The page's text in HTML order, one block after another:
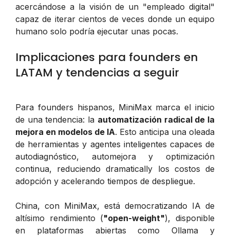
acercándose a la visión de un "empleado digital"
capaz de iterar cientos de veces donde un equipo
humano solo podría ejecutar unas pocas.
Implicaciones para founders en
LATAM y tendencias a seguir
Para founders hispanos, MiniMax marca el inicio
de una tendencia: la automatización radical de la
mejora en modelos de IA. Esto anticipa una oleada
de herramientas y agentes inteligentes capaces de
autodiagnóstico, automejora y optimización
continua, reduciendo dramatically los costos de
adopción y acelerando tiempos de despliegue.
China, con MiniMax, está democratizando IA de
altísimo rendimiento ("open-weight"), disponible
en plataformas abiertas como Ollama y